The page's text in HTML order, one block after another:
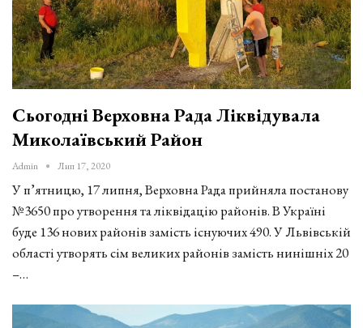
Сьогодні Верховна Рада Ліквідувала
Миколаївський Район
Admin Лип 17, 2020
У п’ятницю, 17 липня, Верховна Рада прийняла постанову
№3650 про утворення та ліквідацію районів. В Україні
буде 136 нових районів замість існуючих 490. У Львівській
області утворять сім великих районів замість нинішніх 20
–…